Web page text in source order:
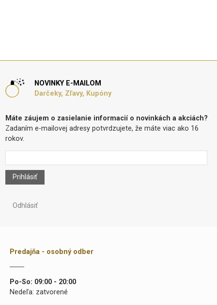
NOVINKY E-MAILOM
Darčeky, Zľavy, Kupóny
Máte záujem o zasielanie informacií o novinkách a akciách?
Zadaním e-mailovej adresy potvrdzujete, že máte viac ako 16
rokov.
Prihlásiť
Odhlásiť
Predajňa - osobný odber
Po-So: 09:00 - 20:00
Nedeľa: zatvorené